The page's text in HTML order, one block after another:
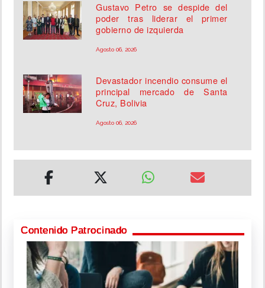
Gustavo Petro se despide del
poder tras liderar el primer
gobierno de izquierda
Agosto 06, 2026
Devastador incendio consume el
principal mercado de Santa
Cruz, Bolivia
Agosto 06, 2026
Contenido Patrocinado